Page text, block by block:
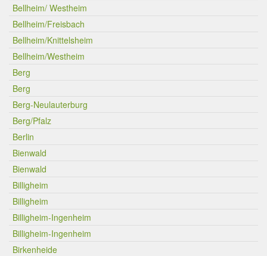
Bellheim/ Westheim
Bellheim/Freisbach
Bellheim/Knittelsheim
Bellheim/Westheim
Berg
Berg
Berg-Neulauterburg
Berg/Pfalz
Berlin
Bienwald
Bienwald
Billigheim
Billigheim
Billigheim-Ingenheim
Billigheim-Ingenheim
Birkenheide